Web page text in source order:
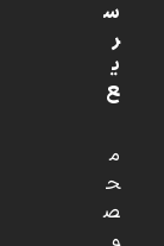
س
ر
ی
ع
م
ح
ص